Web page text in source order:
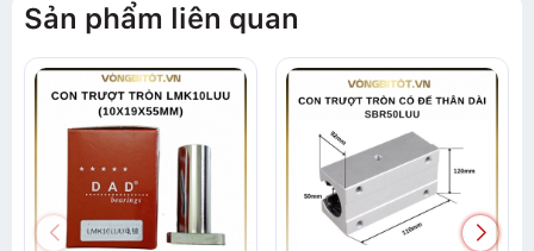
Sản phẩm liên quan